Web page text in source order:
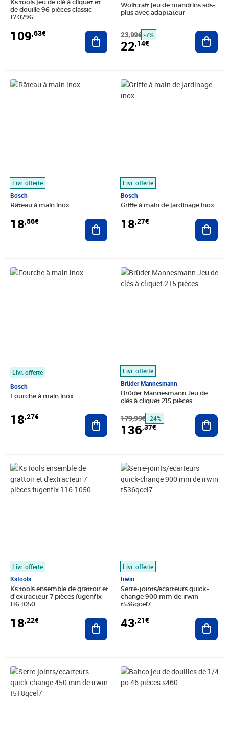
Ks tools jeu de clé à cliquet et
de douille 96 pièces classic
17.0796
109,63€ Ajouter au panier
Wolfcraft jeu de mandrins sds-
plus avec adaptateur
23,99€ -7%
22,14€
Livr. offerte
Bosch
Râteau à main inox
18,56€
Prix 18,56€
Ajouter au panier
Livr. offerte
Bosch
Griffe à main de jardinage inox
18,27€
Prix 18,27€
Livr. offerte
Bosch
Fourche à main inox
18,27€
Prix 18,27€
Ajouter au panier
Livr. offerte
Brüder Mannesmann
Brüder Mannesmann Jeu de
clés à cliquet 215 pièces
179,99€
Prix barré 179,99€
-24%
136,37€
Prix 136,37€
Livr. offerte
Kstools
Ks tools ensemble de grattoir et
d'extracteur 7 pièces fugenfix
116.1050
18,22€
Prix 18,22€
Ajouter au panier
Livr. offerte
Irwin
Serre-joints/ecarteurs quick-
change 900 mm de irwin
t536qcel7
43,21€
Prix 43,21€
Prix 38,45€ Prix barré 135,99€
Prix 90,85€